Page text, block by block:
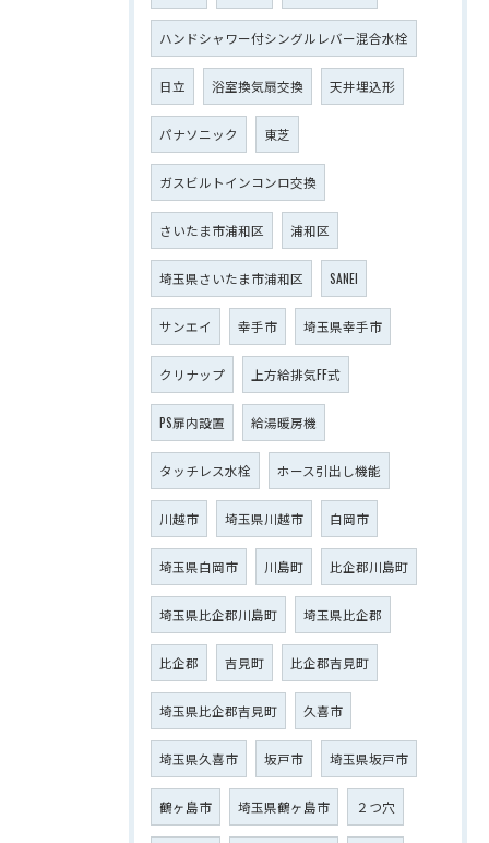
ハンドシャワー付シングルレバー混合水栓
日立 浴室換気扇交換 天井埋込形
パナソニック 東芝
ガスビルトインコンロ交換
さいたま市浦和区 浦和区
埼玉県さいたま市浦和区 SANEI
サンエイ 幸手市 埼玉県幸手市
クリナップ 上方給排気FF式
PS扉内設置 給湯暖房機
タッチレス水栓 ホース引出し機能
川越市 埼玉県川越市 白岡市
埼玉県白岡市 川島町 比企郡川島町
埼玉県比企郡川島町 埼玉県比企郡
比企郡 吉見町 比企郡吉見町
埼玉県比企郡吉見町 久喜市
埼玉県久喜市 坂戸市 埼玉県坂戸市
鶴ヶ島市 埼玉県鶴ヶ島市 ２つ穴